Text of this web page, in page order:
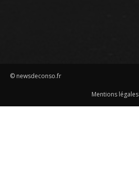
© newsdeconso.fr
Mentions légales